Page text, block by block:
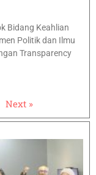
Bidang Keahlian
Politik dan Ilmu
Transparency
Next »